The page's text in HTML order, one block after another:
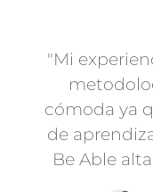
"Mi
cómoda ya
de
Be Able